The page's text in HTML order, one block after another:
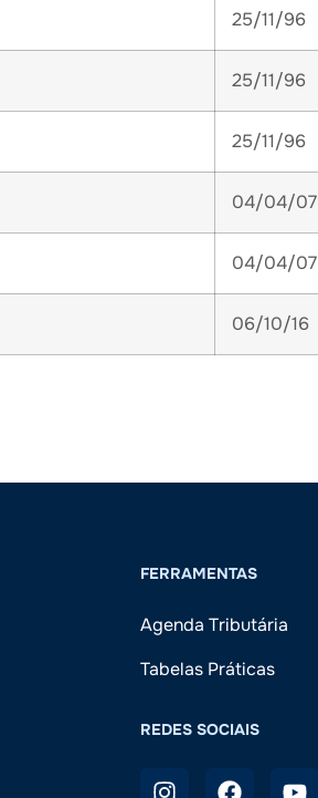
25/11/96
25/11/96
25/11/96
04/04/07
04/04/07
06/10/16
FERRAMENTAS
Agenda Tributária
Tabelas Práticas
REDES SOCIAIS